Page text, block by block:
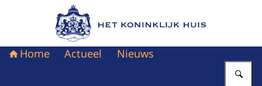
Naar de homepage van Het Koninklijk Huis
Home Actueel Nieuws